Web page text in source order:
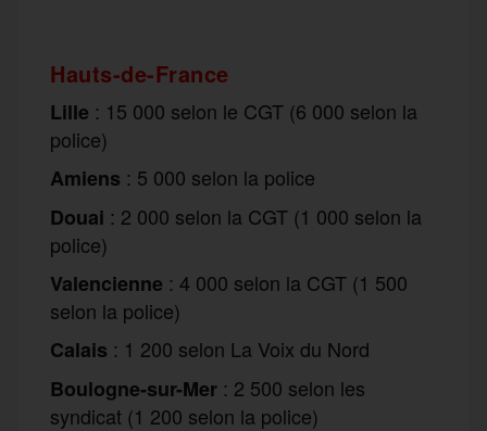
Hauts-de-France
Lille : 15 000 selon le CGT (6 000 selon la
police)
Amiens : 5 000 selon la police
Douai : 2 000 selon la CGT (1 000 selon la
police)
Valencienne : 4 000 selon la CGT (1 500
selon la police)
Calais : 1 200 selon La Voix du Nord
Boulogne-sur-Mer : 2 500 selon les
syndicat (1 200 selon la police)